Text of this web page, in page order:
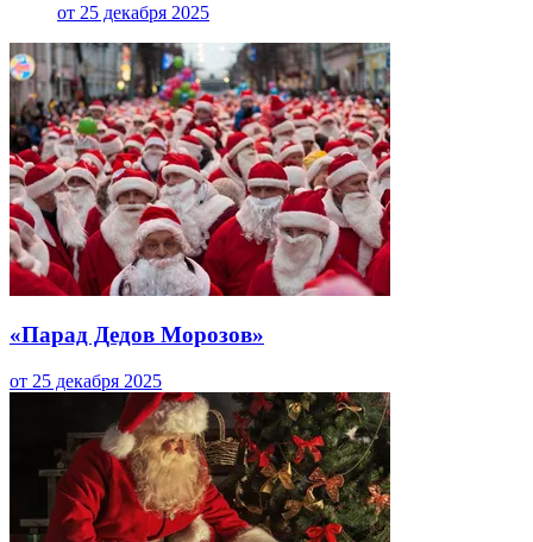
от 25 декабря 2025
«Парад Дедов Морозов»
от 25 декабря 2025